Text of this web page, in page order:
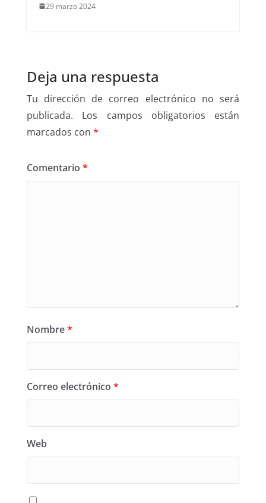
29 marzo 2024
Deja una respuesta
Tu dirección de correo electrónico no será
publicada.
Los campos obligatorios están
marcados con *
Comentario *
Nombre*
Correo electrónico *
Web